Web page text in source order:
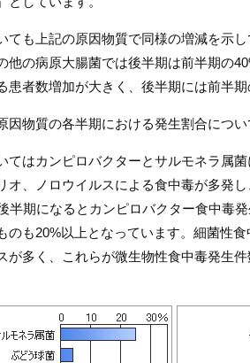
ても上記の原因物質で同様の増減を示
他の病原大腸菌では後半期は前半期の
患者数増加が大きく、後半期には前半期
因物質の各半期における発生割合につ
てはカンピロバクターとサルモネラ属
オ、ノロウイルスによる食中毒が多発
半期になるとカンピロバクター食中毒
のも20%以上となっています。細菌性
が多く、これらが微生物性食中毒発生